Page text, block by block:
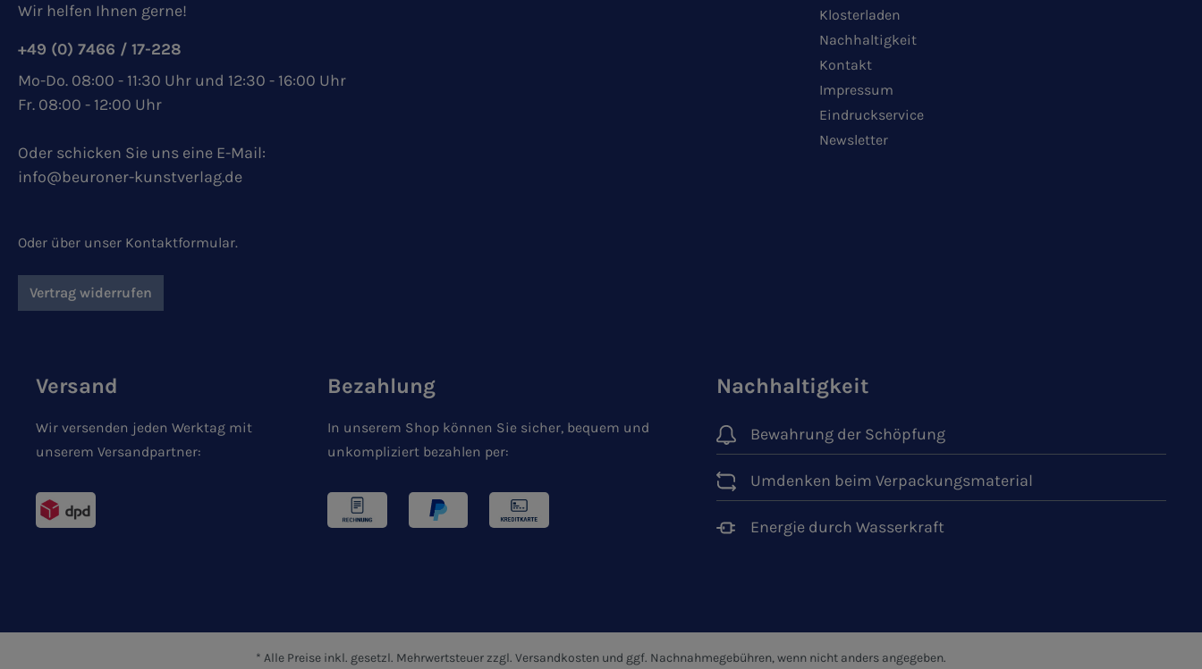
Wir helfen Ihnen gerne!
+49 (0) 7466 / 17-228
Mo-Do. 08:00 - 11:30 Uhr und 12:30 - 16:00 Uhr
Fr. 08:00 - 12:00 Uhr
Oder schicken Sie uns eine E-Mail:
info@beuroner-kunstverlag.de
Oder über unser Kontaktformular.
Vertrag widerrufen
Klosterladen
Nachhaltigkeit
Kontakt
Impressum
Eindruckservice
Newsletter
Versand
Wir versenden jeden Werktag mit
unserem Versandpartner:
Bezahlung
In unserem Shop können Sie sicher, bequem und
unkompliziert bezahlen per:
Nachhaltigkeit
Bewahrung der Schöpfung
Umdenken beim Verpackungsmaterial
Energie durch Wasserkraft
* Alle Preise inkl. gesetzl. Mehrwertsteuer zzgl. Versandkosten und ggf. Nachnahmegebühren, wenn nicht anders angegeben.